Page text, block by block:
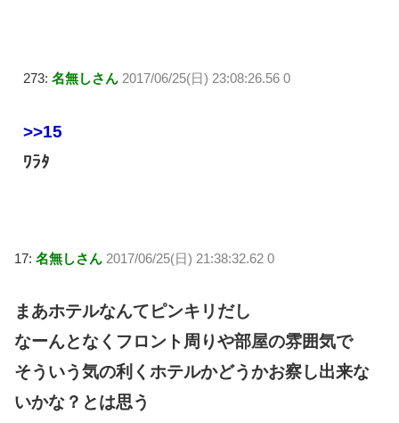
273: 名無しさん 2017/06/25(日) 23:08:26.56 0
>>15
ﾜﾗﾀ
17: 名無しさん 2017/06/25(日) 21:38:32.62 0
まあホテルなんてピンキリだし
なーんとなくフロント周りや部屋の雰囲気で
そういう気の利くホテルかどうかお察し出来な
いかな？とは思う